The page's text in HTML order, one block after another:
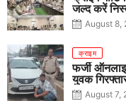
जल्द करें
August 8,
क्राइम
फर्जी
युवक
August 7,